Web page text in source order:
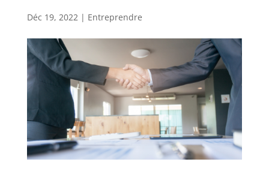
Déc 19, 2022| Entreprendre